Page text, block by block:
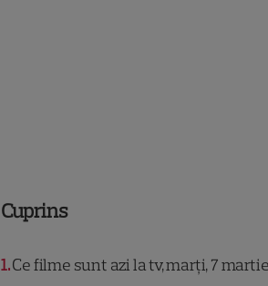
Cuprins
1Ce filme sunt azi la tv, marți, 7